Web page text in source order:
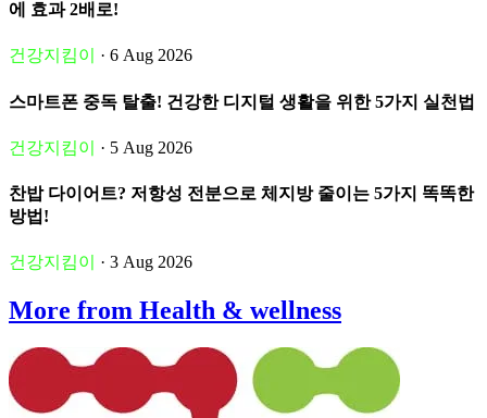
에 효과 2배로!
건강지킴이 · 6 Aug 2026
스마트폰 중독 탈출! 건강한 디지털 생활을 위한 5가지 실천법
건강지킴이 · 5 Aug 2026
찬밥 다이어트? 저항성 전분으로 체지방 줄이는 5가지 똑똑한
방법!
건강지킴이 · 3 Aug 2026
More from Health & wellness